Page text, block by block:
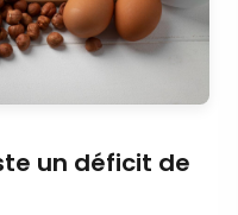
un déficit de